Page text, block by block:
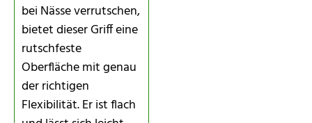
bei Nässe verrutschen,
bietet dieser Griff eine
rutschfeste
Oberfläche mit genau
der richtigen
Flexibilität. Er ist flach